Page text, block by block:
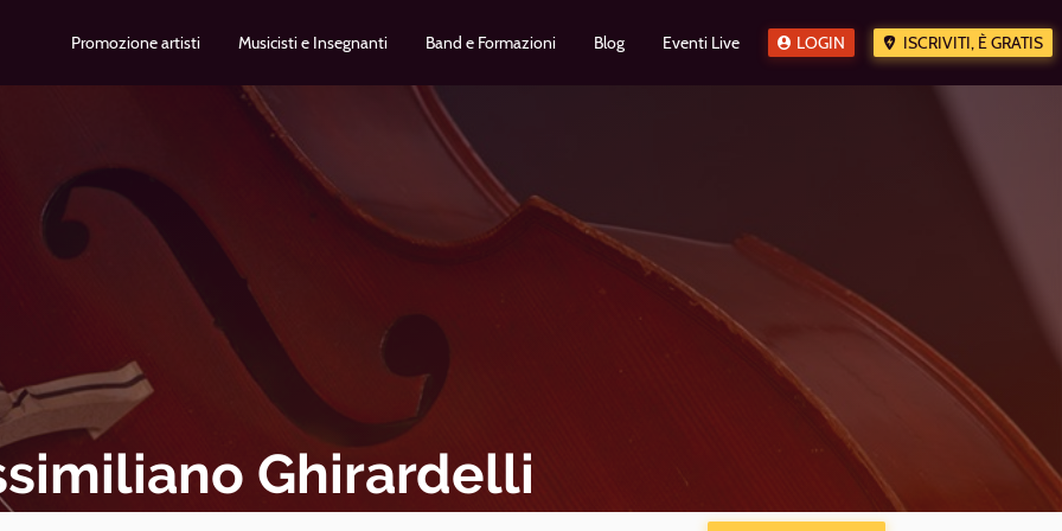
Promozione artisti Musicisti e Insegnanti Band e Formazioni Blog Eventi Live LOGIN ISCRIVITI, È GRATIS
Ghirardelli